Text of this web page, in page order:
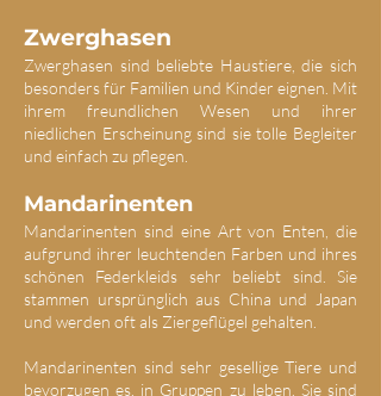
Zwerghasen
Zwerghasen sind beliebte Haustiere, die sich
besonders für Familien und Kinder eignen. Mit
ihrem freundlichen Wesen und ihrer
niedlichen Erscheinung sind sie tolle Begleiter
und einfach zu pflegen.
Mandarinenten
Mandarinenten sind eine Art von Enten, die
aufgrund ihrer leuchtenden Farben und ihres
schönen Federkleids sehr beliebt sind. Sie
stammen ursprünglich aus China und Japan
und werden oft als Ziergeflügel gehalten.
Mandarinenten sind sehr gesellige Tiere und
bevorzugen es, in Gruppen zu leben. Sie sind